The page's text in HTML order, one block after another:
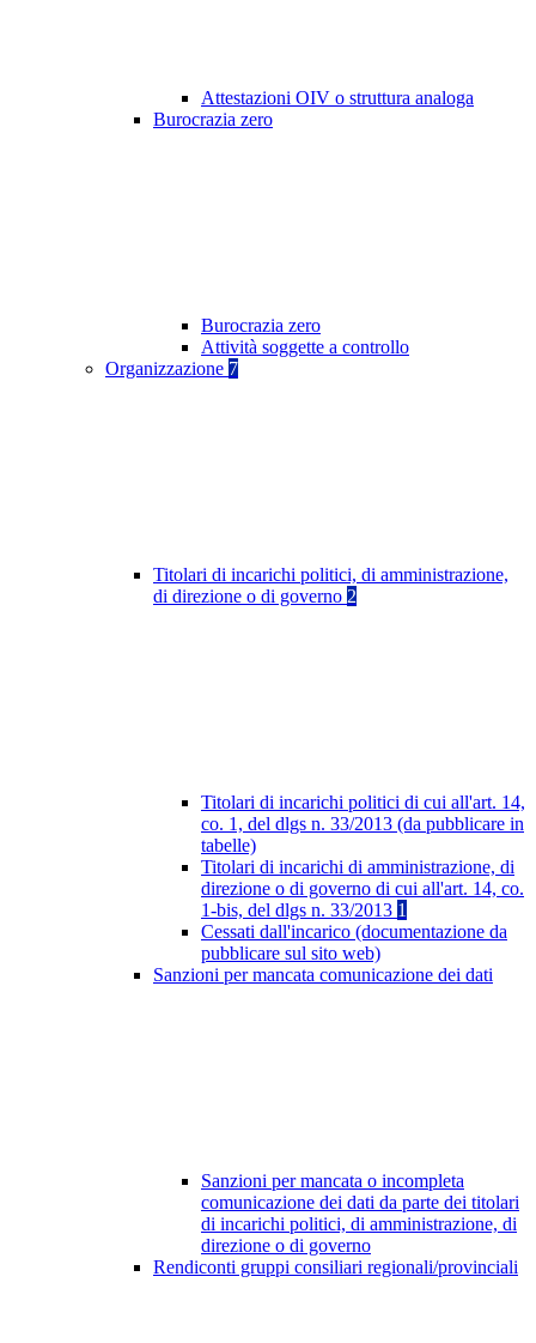
Attestazioni OIV o struttura analoga
Burocrazia zero
Burocrazia zero
Attività soggette a controllo
Organizzazione 7
Titolari di incarichi politici, di amministrazione,
di direzione o di governo 2
Titolari di incarichi politici di cui all'art. 14,
co. 1, del dlgs n. 33/2013 (da pubblicare in
tabelle)
Titolari di incarichi di amministrazione, di
direzione o di governo di cui all'art. 14, co.
1-bis, del dlgs n. 33/2013 1
Cessati dall'incarico (documentazione da
pubblicare sul sito web)
Sanzioni per mancata comunicazione dei dati
Sanzioni per mancata o incompleta
comunicazione dei dati da parte dei titolari
di incarichi politici, di amministrazione, di
direzione o di governo
Rendiconti gruppi consiliari regionali/provinciali